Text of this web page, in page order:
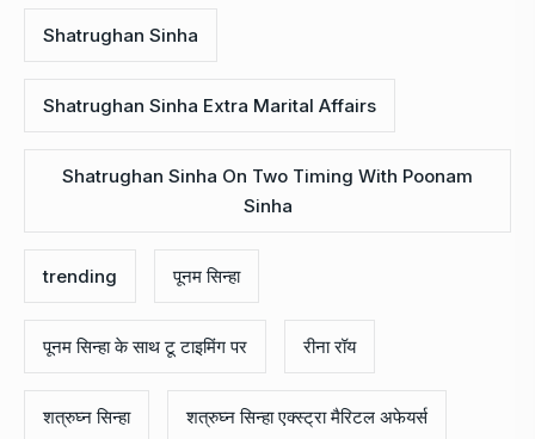
Shatrughan Sinha
Shatrughan Sinha Extra Marital Affairs
Shatrughan Sinha On Two Timing With Poonam
Sinha
trending पूनम सिन्हा
पूनम सिन्हा के साथ टू टाइमिंग पर रीना रॉय
शत्रुघ्न सिन्हा शत्रुघ्न सिन्हा एक्स्ट्रा मैरिटल अफेयर्स